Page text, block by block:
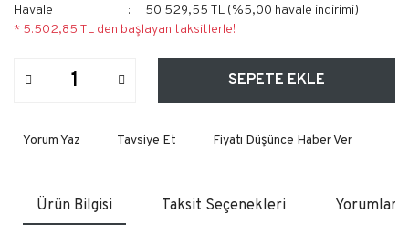
Havale
50.529,55 TL (%5,00 havale indirimi)
* 5.502,85 TL den başlayan taksitlerle!
SEPETE EKLE
Yorum Yaz Tavsiye Et Fiyatı Düşünce Haber Ver
Ürün Bilgisi Taksit Seçenekleri Yorumlar